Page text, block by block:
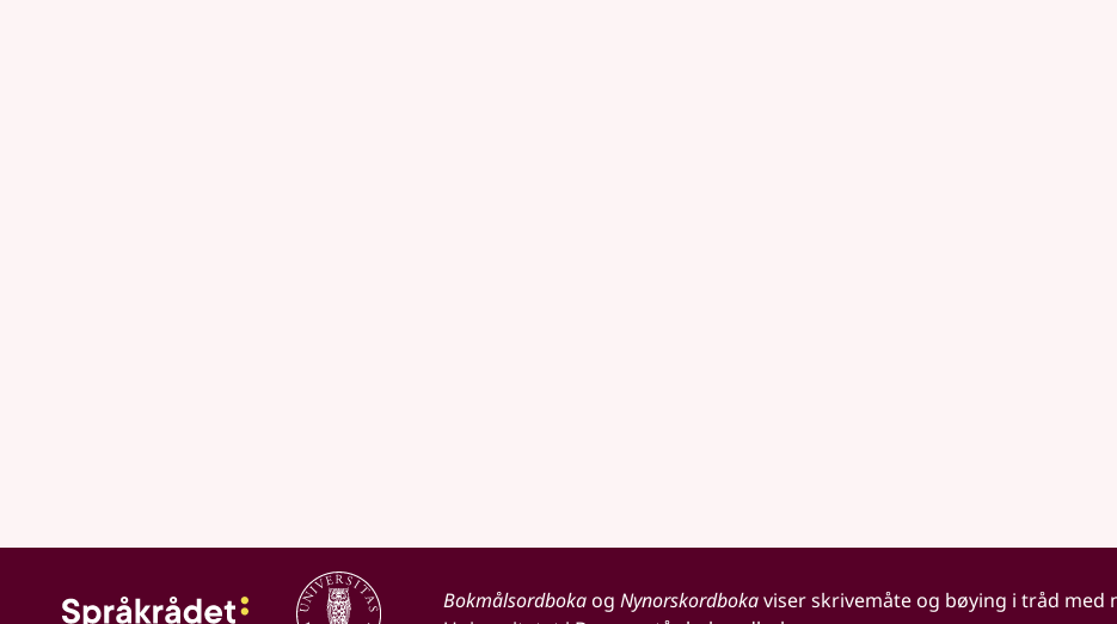
Bokmålsordbokaog Nynorskordbokaviser skrivemåte og bøying i tråd med